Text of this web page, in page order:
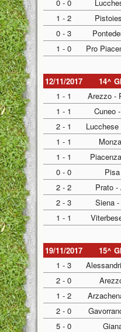
0 - 0
1 - 2
0 - 3
1 - 0
Pro
12/11/2017 14^
1 - 1
Arezzo -
1 - 1
Cuneo
2 - 1
1 - 1
1 - 1
0 - 0
2 - 2
Prato -
2 - 3
Siena
1 - 1
19/11/2017 15^
1 - 3
2 - 0
1 - 2
2 - 0
5 - 0